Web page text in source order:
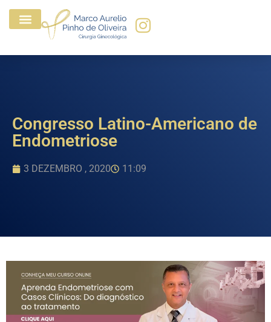
Congresso Latino-Americano de
Endometriose
3 DEZEMBRO , 2020 11:09